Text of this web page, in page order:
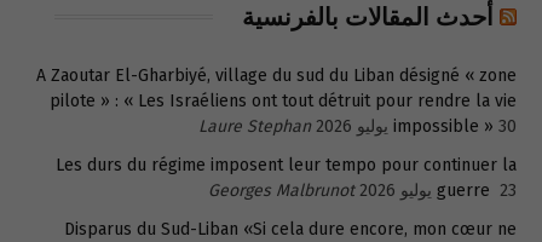
أحدث المقالات بالفرنسية
A Zaoutar El-Gharbiyé, village du sud du Liban désigné « zone
pilote » : « Les Israéliens ont tout détruit pour rendre la vie
impossible » 30 يوليو 2026
Laure Stephan
Les durs du régime imposent leur tempo pour continuer la
guerre 23 يوليو 2026
Georges Malbrunot
Disparus du Sud-Liban «Si cela dure encore, mon cœur ne